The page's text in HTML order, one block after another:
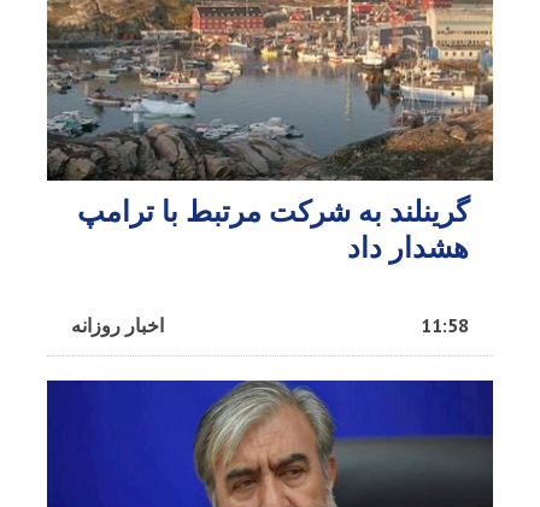
گرینلند به شرکت مرتبط با ترامپ
هشدار داد
اخبار روزانه 11:58